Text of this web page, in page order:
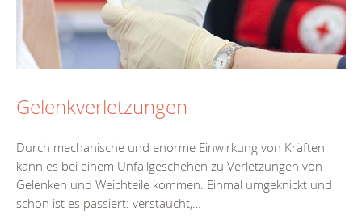
Gelenkverletzungen
Durch mechanische und enorme Einwirkung von Kräften
kann es bei einem Unfallgeschehen zu Verletzungen von
Gelenken und Weichteile kommen. Einmal umgeknickt und
schon ist es passiert: verstaucht,…